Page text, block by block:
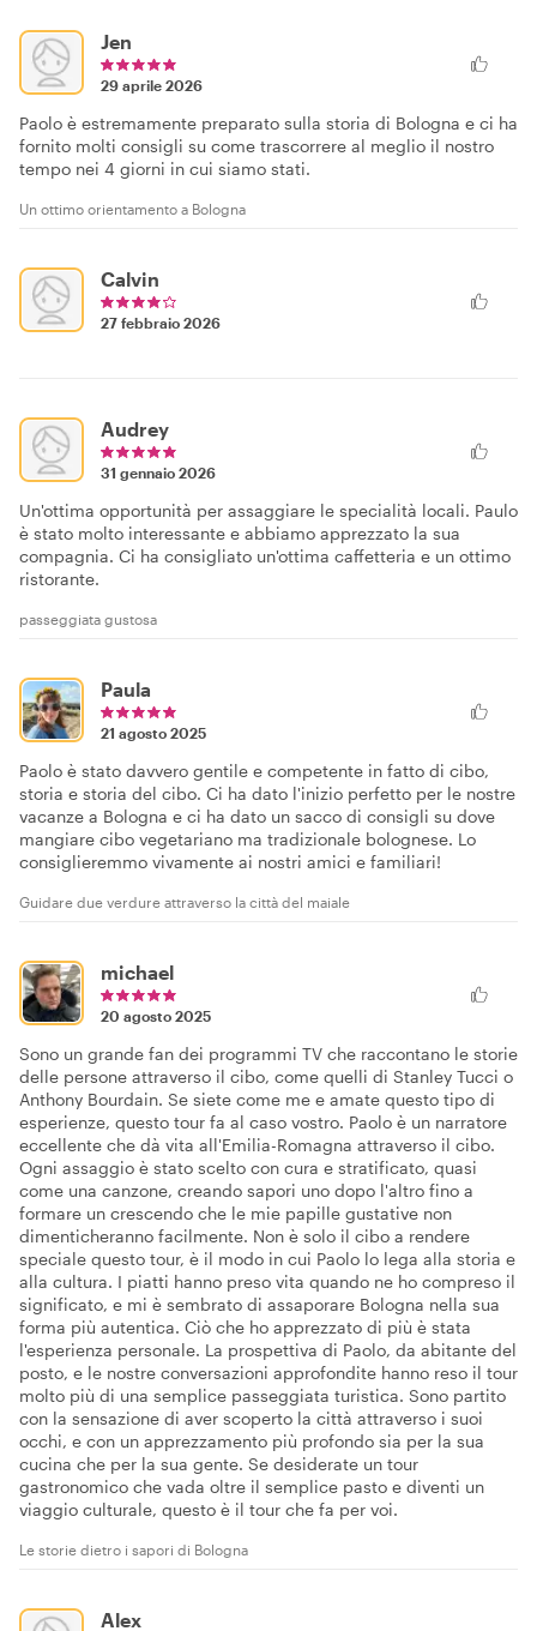
Jen
29 aprile 2026
Paolo è estremamente preparato sulla storia di Bologna e ci ha
fornito molti consigli su come trascorrere al meglio il nostro
tempo nei 4 giorni in cui siamo stati.
Un ottimo orientamento a Bologna
Calvin
27 febbraio 2026
Audrey
31 gennaio 2026
Un'ottima opportunità per assaggiare le specialità locali. Paulo
è stato molto interessante e abbiamo apprezzato la sua
compagnia. Ci ha consigliato un'ottima caffetteria e un ottimo
ristorante.
passeggiata gustosa
Paula
21 agosto 2025
Paolo è stato davvero gentile e competente in fatto di cibo,
storia e storia del cibo. Ci ha dato l'inizio perfetto per le nostre
vacanze a Bologna e ci ha dato un sacco di consigli su dove
mangiare cibo vegetariano ma tradizionale bolognese. Lo
consiglieremmo vivamente ai nostri amici e familiari!
Guidare due verdure attraverso la città del maiale
michael
20 agosto 2025
Sono un grande fan dei programmi TV che raccontano le storie
delle persone attraverso il cibo, come quelli di Stanley Tucci o
Anthony Bourdain. Se siete come me e amate questo tipo di
esperienze, questo tour fa al caso vostro. Paolo è un narratore
eccellente che dà vita all'Emilia-Romagna attraverso il cibo.
Ogni assaggio è stato scelto con cura e stratificato, quasi
come una canzone, creando sapori uno dopo l'altro fino a
formare un crescendo che le mie papille gustative non
dimenticheranno facilmente. Non è solo il cibo a rendere
speciale questo tour, è il modo in cui Paolo lo lega alla storia e
alla cultura. I piatti hanno preso vita quando ne ho compreso il
significato, e mi è sembrato di assaporare Bologna nella sua
forma più autentica. Ciò che ho apprezzato di più è stata
l'esperienza personale. La prospettiva di Paolo, da abitante del
posto, e le nostre conversazioni approfondite hanno reso il tour
molto più di una semplice passeggiata turistica. Sono partito
con la sensazione di aver scoperto la città attraverso i suoi
occhi, e con un apprezzamento più profondo sia per la sua
cucina che per la sua gente. Se desiderate un tour
gastronomico che vada oltre il semplice pasto e diventi un
viaggio culturale, questo è il tour che fa per voi.
Le storie dietro i sapori di Bologna
Alex